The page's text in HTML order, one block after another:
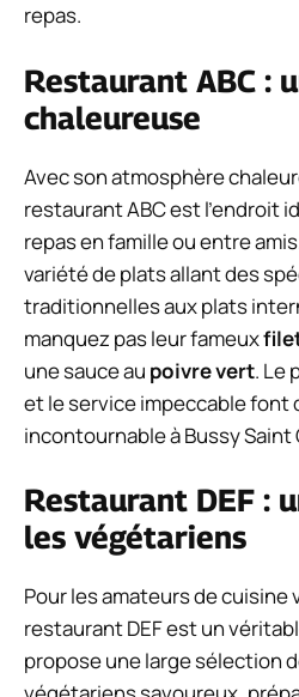
repas.
Restaurant ABC :
chaleureuse
Avec son atmosphère
restaurant ABC est l’endroit
repas en famille ou entre
variété de plats allant des
traditionnelles aux plats
manquez pas leur fameux
une sauce au poivre vert. Le
et le service impeccable font
incontournable à Bussy Saint
Restaurant DEF :
les végétariens
Pour les amateurs de
restaurant DEF est un
propose une large sélection